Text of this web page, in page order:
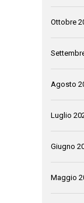
Ottobre
Agosto
Luglio
Giugno
Maggio